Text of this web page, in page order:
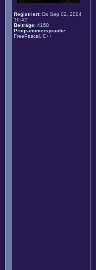
Registriert: Do Sep 02, 2004
19:42
Beiträge: 4158
Programmiersprache:
FreePascal, C++